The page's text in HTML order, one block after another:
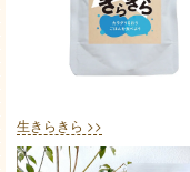
生きらきら >>